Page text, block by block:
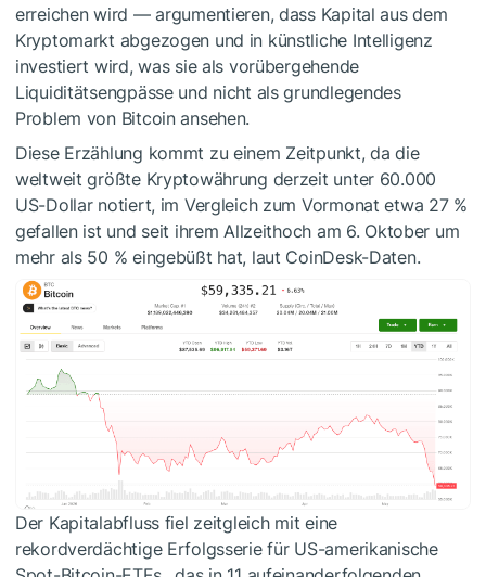
erreichen wird — argumentieren, dass Kapital aus dem
Kryptomarkt abgezogen und in künstliche Intelligenz
investiert wird, was sie als vorübergehende
Liquiditätsengpässe und nicht als grundlegendes
Problem von Bitcoin ansehen.
Diese Erzählung kommt zu einem Zeitpunkt, da die
weltweit größte Kryptowährung derzeit unter 60.000
US-Dollar notiert, im Vergleich zum Vormonat etwa 27 %
gefallen ist und seit ihrem Allzeithoch am 6. Oktober um
mehr als 50 % eingebüßt hat, laut CoinDesk-Daten.
Der Kapitalabfluss fiel zeitgleich mit eine
rekordverdächtige Erfolgsserie für US-amerikanische